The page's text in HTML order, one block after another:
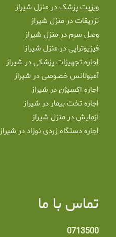
ویزیت پزشک در منزل شیراز
تزریقات در منزل شیراز
وصل سرم در منزل شیراز
فیزیوتراپی در منزل شیراز
اجاره تجهیزات پزشکی در شیراز
آمبولانس خصوصی در شیراز
اجاره اکسیژن در شیراز
اجاره تخت بیمار در شیراز
آزمایش در منزل شیراز
اجاره دستگاه زردی نوزاد در شیراز
تماس با ما
0713500